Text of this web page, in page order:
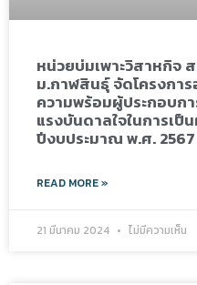
หน่วยบ่มเพาะวิสาหกิจ
ม.กาฬสินธุ์ จัดโครงกา
ความพร้อมผู้ประกอบกา
แรงบันดาลใจในการเป็
ปีงบประมาณ พ.ศ. 2567
READ MORE »
21 มีนาคม 2024 ไม่มีความเห็น